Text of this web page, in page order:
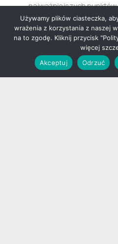
najważniejszych
fandomu. Pub Goblin stał
społeczności,
wielu inicjatyw fanowskich.
Aleksandra i Sławomir
fandom, angażując się w
fantastyczne. Sławomir
Używamy plików ciasteczka,
wrażenia z korzystania z naszej
na to zgodę. Kliknij przycisk
więcej
Akceptuj
Odrzuć